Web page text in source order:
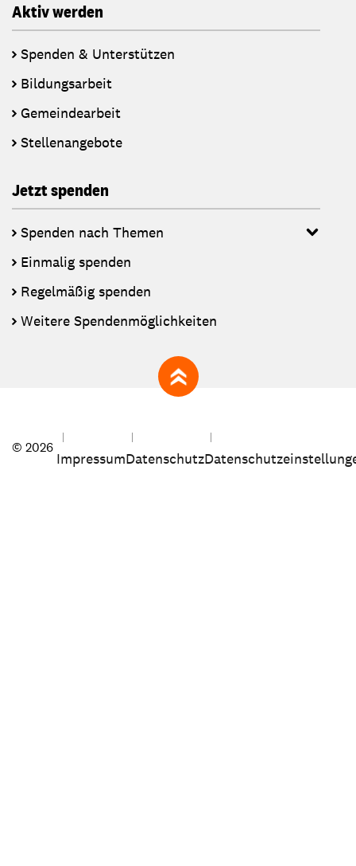
Aktiv werden
Spenden & Unterstützen
Bildungsarbeit
Gemeindearbeit
Stellenangebote
Jetzt spenden
Spenden nach Themen
Einmalig spenden
Regelmäßig spenden
Weitere Spendenmöglichkeiten
zum Seitenanfang
© 2026
ImpressumDatenschutz